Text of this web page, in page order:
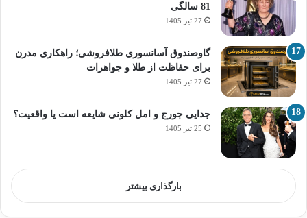
81 سالگی
27 تیر 1405
گاوصندوق آسانسوری طلافروشی؛ راهکاری مدرن
برای حفاظت از طلا و جواهرات
27 تیر 1405
جدایی جورج و امل کلونی شایعه است یا واقعیت؟
25 تیر 1405
بارگذاری بیشتر